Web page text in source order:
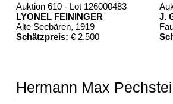
Auktion 610 - Lot 126000483
LYONEL FEININGER
Alte Seebären, 1919
Schätzpreis: € 2.500
J.
Hermann Max